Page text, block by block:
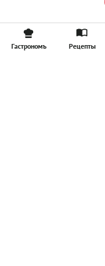
Гастрономъ Рецепты